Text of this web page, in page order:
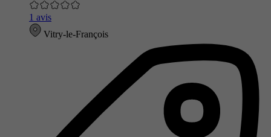
1 avis
Vitry-le-François